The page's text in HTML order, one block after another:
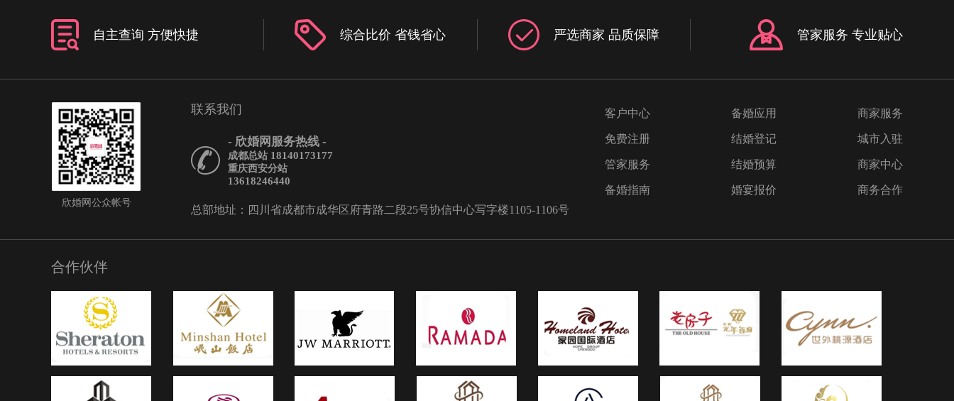
自主查询 方便快捷 综合比价 省钱省心 严选商家 品质保障 管家服务 专业贴心
欣婚网公众帐号
联系我们
- 欣婚网服务热线 -
成都总站 18140173177
重庆西安分站
13618246440
总部地址：四川省成都市成华区府青路二段25号协信中心写字楼1105-1106号
客户中心
免费注册
管家服务
备婚指南
备婚应用
结婚登记
结婚预算
婚宴报价
商家服务
城市入驻
商家中心
商务合作
合作伙伴